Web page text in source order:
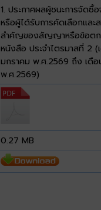
1. ประกาศผลผู้ชนะการจัดซื้
หรือผู้ได้รับการคัดเลือกและส
สำคัญของสัญญาหรือข้อตก
หนังสือ ประจำไตรมาสที่ 2 (
มกราคม พ.ศ.2569 ถึง เดือ
พ.ศ.2569)
0.27 MB